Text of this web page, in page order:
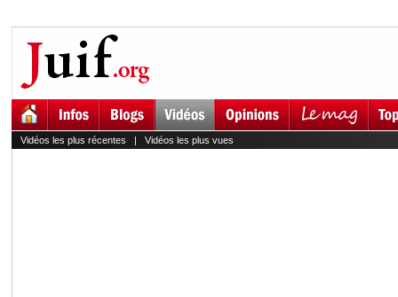
Vidéos les plus récentes | Vidéos les plus vues